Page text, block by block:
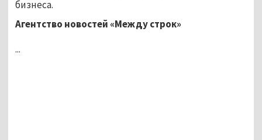
бизнеса.
Агентство новостей «Между строк»
...